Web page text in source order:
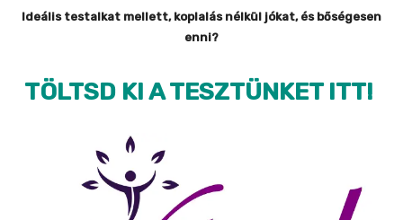
Ideális testalkat mellett, koplalás nélkül jókat, és bőségesen
enni?
TÖLTSD KI A TESZTÜNKET ITT!